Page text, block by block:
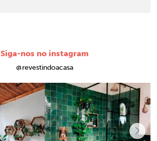
Siga-nos no instagram
@revestindoacasa